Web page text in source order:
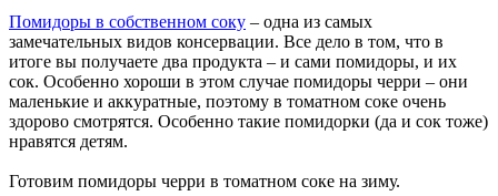
Помидоры в собственном соку – одна из самых
замечательных видов консервации. Все дело в том, что в
итоге вы получаете два продукта – и сами помидоры, и их
сок. Особенно хороши в этом случае помидоры черри – они
маленькие и аккуратные, поэтому в томатном соке очень
здорово смотрятся. Особенно такие помидорки (да и сок тоже)
нравятся детям.
Готовим помидоры черри в томатном соке на зиму.